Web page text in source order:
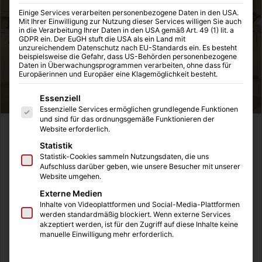
Die Krankenhausreinigung gehört zu den
Königsdisziplinen der Reinigungsdienstleistungen, denn
nirgendwo sonst ist die Hygiene und Sauberkeit so
entscheidend, wie in Krankenhäusern. Es gibt viele
Bereiche, da geht es natürlich wild zu und es kommt so
gefährlichen Verunreinigungen für Ärzte,
Krankenhauspersonal, Patienten und Besuchern. Für die
professionelleKrankenhausreinigung, welche immer
Einige Services verarbeiten personenbezogene Daten in den USA.
Mit Ihrer Einwilligung zur Nutzung dieser Services willigen Sie auch
in die Verarbeitung Ihrer Daten in den USA gemäß Art. 49 (1) lit. a
GDPR ein. Der EuGH stuft die USA als ein Land mit
unzureichendem Datenschutz nach EU-Standards ein. Es besteht
beispielsweise die Gefahr, dass US-Behörden personenbezogene
Daten in Überwachungsprogrammen verarbeiten, ohne dass für
Europäerinnen und Europäer eine Klagemöglichkeit besteht.
Es folgt eine Liste der Service-Gruppen, für die eine
Essenziell
Essenzielle Services ermöglichen grundlegende Funktionen
und sind für das ordnungsgemäße Funktionieren der
Website erforderlich.
Statistik
Statistik-Cookies sammeln Nutzungsdaten, die uns
Aufschluss darüber geben, wie unsere Besucher mit unserer
Website umgehen.
Externe Medien
Inhalte von Videoplattformen und Social-Media-Plattformen
werden standardmäßig blockiert. Wenn externe Services
akzeptiert werden, ist für den Zugriff auf diese Inhalte keine
manuelle Einwilligung mehr erforderlich.